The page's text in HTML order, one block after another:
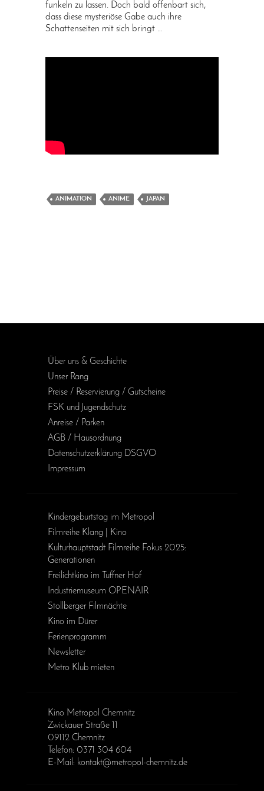
funkeln zu lassen. Doch bald offenbart sich,
dass diese mysteriöse Gabe auch ihre
Schattenseiten mit sich bringt …
ANIMATION ANIME JAPAN
Über uns & Geschichte
Unser Rang
Preise / Reservierung / Gutscheine
FSK und Jugendschutz
Anreise / Parken
AGB / Haus­ordnung
Daten­schutz­erklärung DSGVO
Impressum
Kinder­geburts­tag im Metropol
Filmreihe Klang | Kino
Kulturhauptstadt Filmreihe Fokus 2025:
Generationen
Freilichtkino im Tuffner Hof
Industriemuseum OPENAIR
Stollberger Filmnächte
Kino im Dürer
Ferienprogramm
Newsletter
Metro Klub mieten
Kino Metropol Chemnitz
Zwickauer Straße 11
09112 Chemnitz
Telefon: 0371 304 604
E-Mail: kontakt@metropol-chemnitz.de